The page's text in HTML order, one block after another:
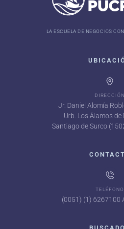
LA ESCUELA DE NEGOCIOS
DIRECCIÓN
Jr. Daniel Alomía
Urb. Los Álamos
Santiago de Surco
TELÉFONO
(0051) (1) 6267100